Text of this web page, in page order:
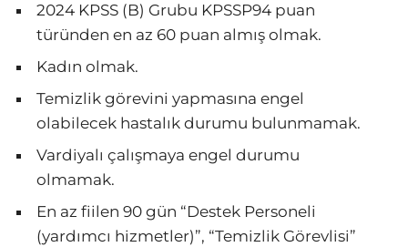
2024 KPSS (B) Grubu KPSSP94 puan
türünden en az 60 puan almış olmak.
Kadın olmak.
Temizlik görevini yapmasına engel
olabilecek hastalık durumu bulunmamak.
Vardiyalı çalışmaya engel durumu
olmamak.
En az fiilen 90 gün “Destek Personeli
(yardımcı hizmetler)”, “Temizlik Görevlisi”